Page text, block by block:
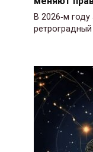
В 2026‑м
ретроградный